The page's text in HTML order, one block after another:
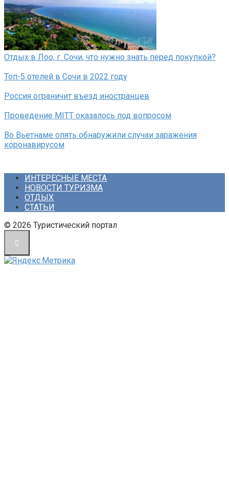
Отдых в Лоо, г. Сочи, что нужно знать перед покупкой?
Топ-5 отелей в Сочи в 2022 году
Россия ограничит въезд иностранцев
Проведение MITT оказалось под вопросом
Во Вьетнаме опять обнаружили случаи заражения
коронавирусом
ИНТЕРЕСНЫЕ МЕСТА
НОВОСТИ ТУРИЗМА
ОТДЫХ
СТАТЬИ
© 2026 Туристический портал